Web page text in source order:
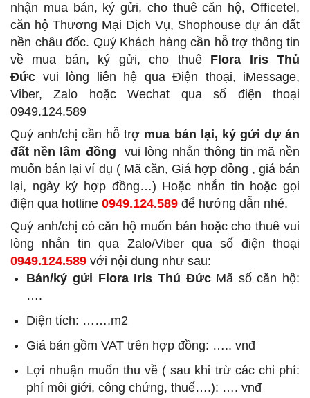
nhận mua bán, ký gửi, cho thuê căn hộ, Officetel,
căn hộ Thương Mại Dịch Vụ, Shophouse dự án đất
nền châu đốc. Quý Khách hàng cần hỗ trợ thông tin
về mua bán, ký gửi, cho thuê Flora Iris Thủ
Đức vui lòng liên hệ qua Điện thoại, iMessage,
Viber, Zalo hoặc Wechat qua số điện thoại
0949.124.589
Quý anh/chị cần hỗ trợ mua bán lại, ký gửi dự án
đất nền lâm đồng
vui lòng nhắn thông tin mã nền
muốn bán lại ví dụ ( Mã căn, Giá hợp đồng , giá bán
lại, ngày ký hợp đồng…) Hoặc nhắn tin hoặc gọi
điện qua hotline 0949.124.589 để hướng dẫn nhé.
Quý anh/chị có căn hộ muốn bán hoặc cho thuê vui
lòng nhắn tin qua Zalo/Viber qua số điện thoại
0949.124.589 với nội dung như sau:
Bán/ký gửi Flora Iris Thủ Đức Mã số căn hộ:
….
Diện tích: …….m2
Giá bán gồm VAT trên hợp đồng: ….. vnđ
Lợi nhuận muốn thu về ( sau khi trừ các chi phí:
phí môi giới, công chứng, thuế….): …. vnđ